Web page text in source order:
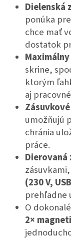
Dielenská
ponúka
chce mať
dostatok
skrine,
ktorým
aj
umožňujú
chránia
práce.
Dierovaná
(230 V,
prehľadne
O
2×